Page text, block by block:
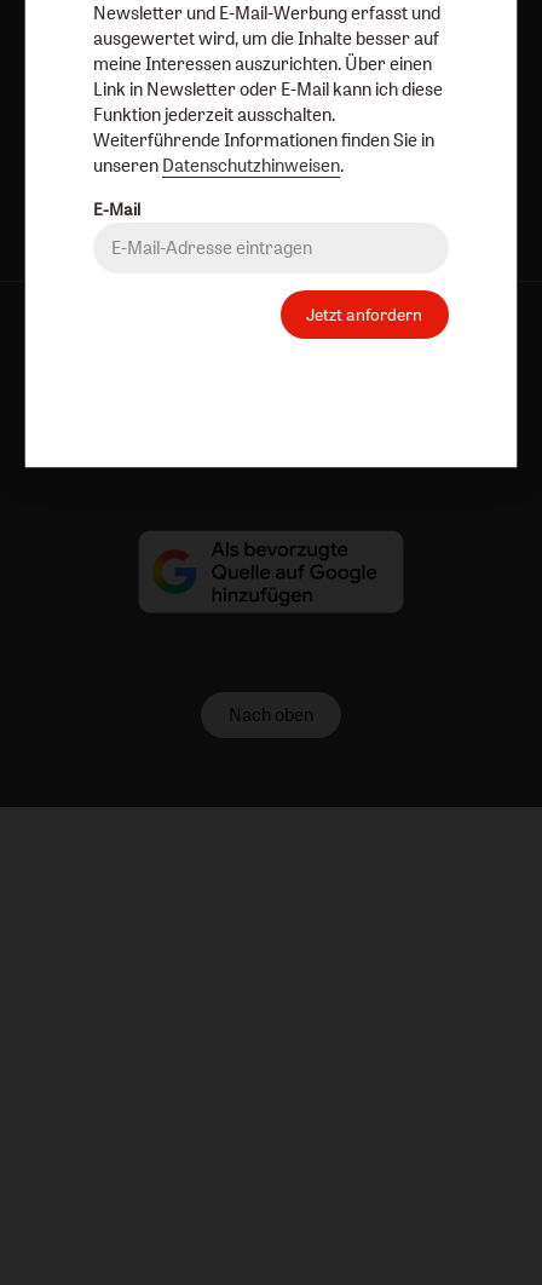
Jetzt anmelden
AGB und Widerrufsbelehrung
Datenschutz
Nach oben
Newsletter und E-Mail-Werbung erfasst und
ausgewertet wird, um die Inhalte besser auf
meine Interessen auszurichten. Über einen
Link in Newsletter oder E-Mail kann ich diese
Funktion jederzeit ausschalten.
Weiterführende Informationen finden Sie in
unseren Datenschutzhinweisen.
E-Mail
Jetzt anfordern